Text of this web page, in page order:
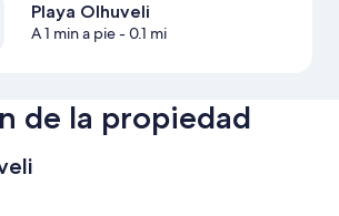
Playa Olhuveli
A 1 min a pie- 0.1 mi
de la propiedad